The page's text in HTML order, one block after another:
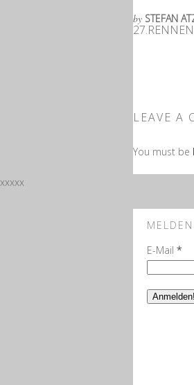
by STEFAN
LEAVE A
You must be
xxxxx
E-Mail *